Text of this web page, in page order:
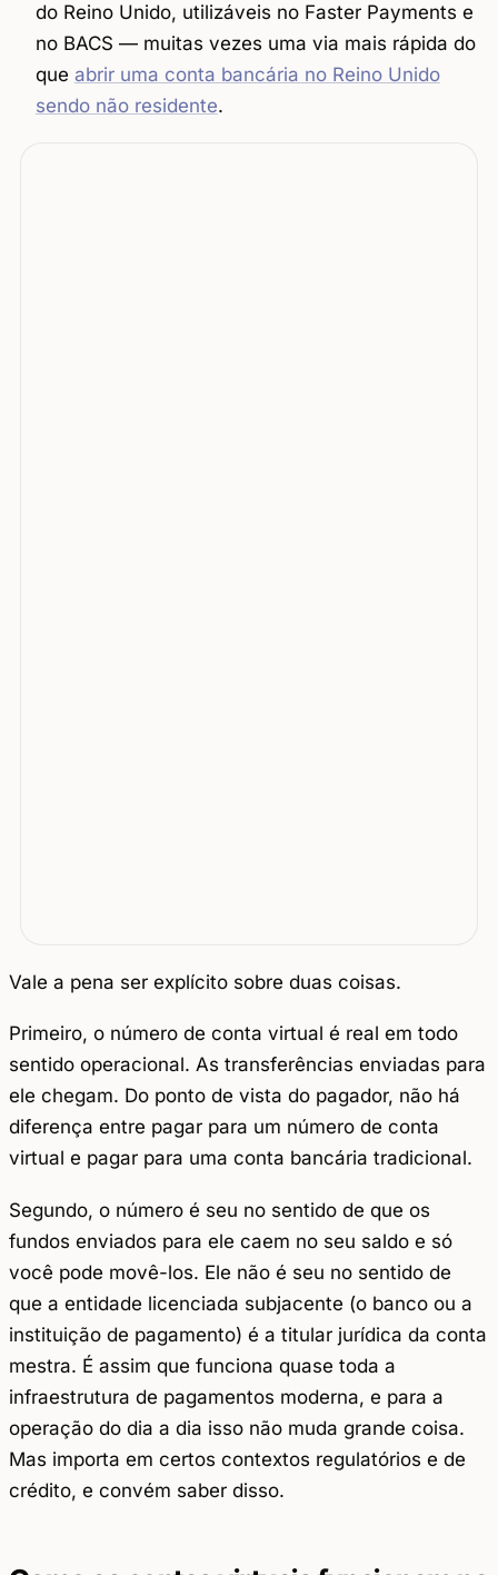
do Reino Unido, utilizáveis no Faster Payments e
no BACS — muitas vezes uma via mais rápida do
que abrir uma conta bancária no Reino Unido
sendo não residente.
Vale a pena ser explícito sobre duas coisas.
Primeiro, o número de conta virtual é real em todo
sentido operacional. As transferências enviadas para
ele chegam. Do ponto de vista do pagador, não há
diferença entre pagar para um número de conta
virtual e pagar para uma conta bancária tradicional.
Segundo, o número é seu no sentido de que os
fundos enviados para ele caem no seu saldo e só
você pode movê-los. Ele não é seu no sentido de
que a entidade licenciada subjacente (o banco ou a
instituição de pagamento) é a titular jurídica da conta
mestra. É assim que funciona quase toda a
infraestrutura de pagamentos moderna, e para a
operação do dia a dia isso não muda grande coisa.
Mas importa em certos contextos regulatórios e de
crédito, e convém saber disso.